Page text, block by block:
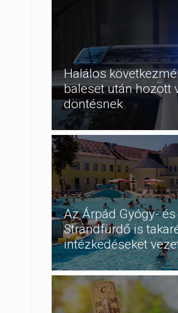
Halálos
baleset után hozott
döntésnek
Az Árpád Gyógy- és
Strandfürdő is
intézkedéseket